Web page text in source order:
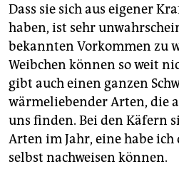
Dass sie sich aus eigener
haben, ist sehr
bekannten Vorkommen zu
Weibchen können so weit
gibt auch einen ganzen
wärmeliebender Arten, die
uns finden. Bei den Käfern
Arten im Jahr, eine habe ich
selbst nachweisen können.